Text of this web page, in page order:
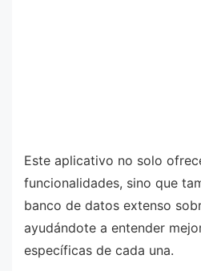
Este aplicativo no solo
funcionalidades, sino que
banco de datos extenso
ayudándote a entender
específicas de cada una.